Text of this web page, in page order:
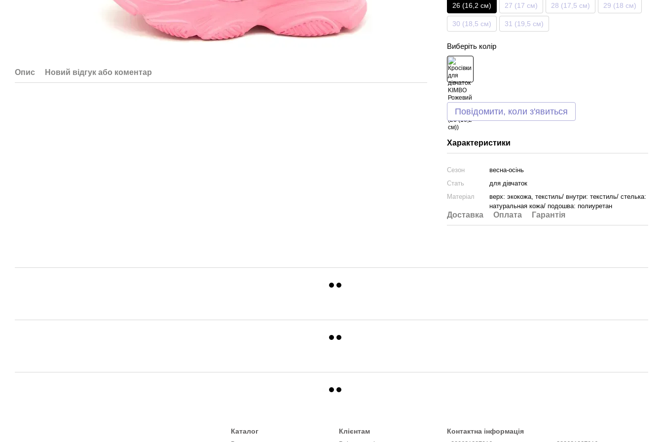
Опис Новий відгук або коментар
26 (16,2 см) 27 (17 см) 28 (17,5 см) 29 (18 см)
30 (18,5 см) 31 (19,5 см)
Виберіть колір
Повідомити, коли з'явиться
Характеристики
Сезон
весна-осінь
Стать
для дівчаток
Матеріал
верх: экокожа, текстиль/ внутри: текстиль/ стелька:
натуральная кожа/ подошва: полиуретан
Доставка Оплата Гарантія
Каталог Клієнтам Контактна інформація